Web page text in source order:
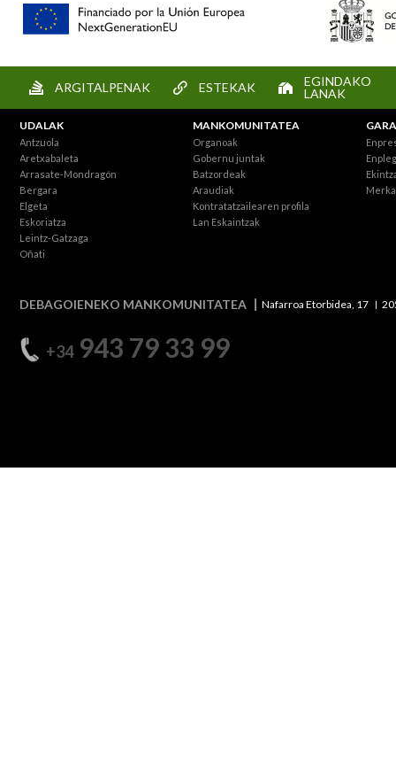
ARGITALPENAK ESTEKAK
EGINDAKO
LANAK
UDALAK
Antzuola
Aretxabaleta
Arrasate-Mondragón
Bergara
Elgeta
Eskoriatza
Leintz-Gatzaga
Oñati
MANKOMUNITATEA
Organoak
Gobernu juntak
Batzordeak
Araudiak
Kontratatzailearen profila
Lan Eskaintzak
DEBAGOIENEKO MANKOMUNITATEA Nafarroa Etorbidea, 17
+34943 79 33 99